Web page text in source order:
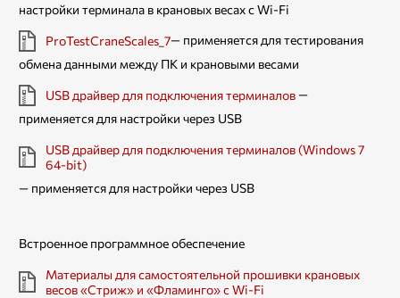
настройки терминала в крановых весах с Wi-Fi
ProTestCraneScales_7— применяется для тестирования
обмена данными между ПК и крановыми весами
USB драйвер для подключения терминалов —
применяется для настройки через USB
USB драйвер для подключения терминалов (Windows 7
64-bit)
— применяется для настройки через USB
Встроенное программное обеспечение
Материалы для самостоятельной прошивки крановых
весов «Стриж» и «Фламинго» с Wi-Fi